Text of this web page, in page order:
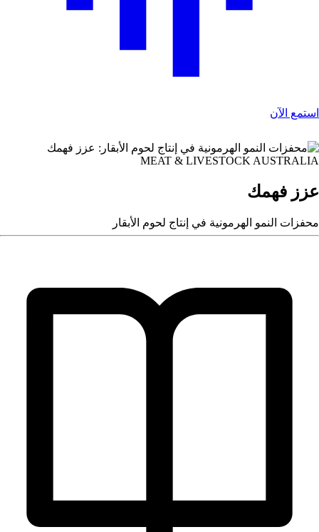
الآن
MEAT & LIVESTOCK
فهمك
النمو الهرمونية في إنتاج لحوم الأبقار